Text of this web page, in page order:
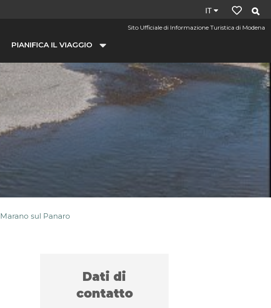
Sito Ufficiale di Informazione Turistica di Modena
PIANIFICA IL VIAGGIO
Lingua
del
IT
Marano sul Panaro
Dati di
contatto